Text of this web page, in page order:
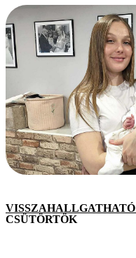
VISSZAHALLGATHATÓ
CSÜTÖRTÖK